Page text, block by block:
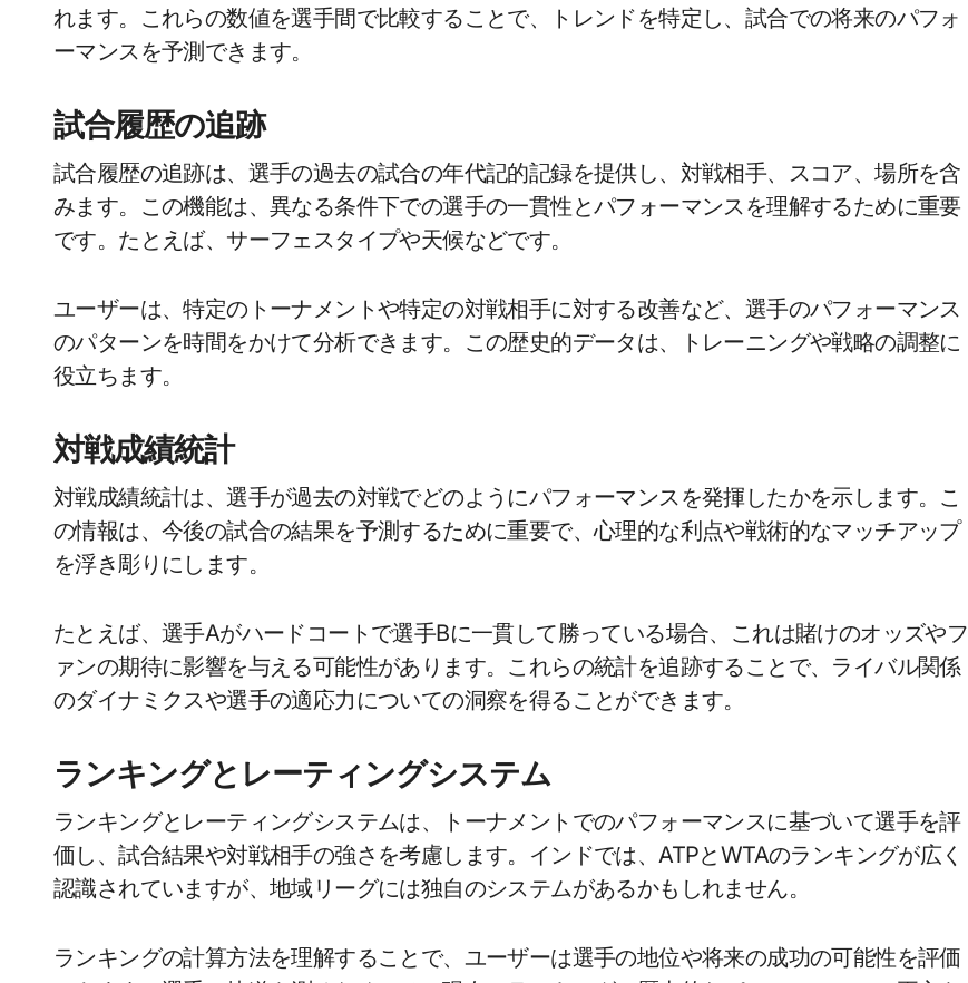
れます。これらの数値を選手間で比較することで、トレンドを特定し、試合での将来のパフォ
ーマンスを予測できます。
試合履歴の追跡
試合履歴の追跡は、選手の過去の試合の年代記的記録を提供し、対戦相手、スコア、場所を含
みます。この機能は、異なる条件下での選手の一貫性とパフォーマンスを理解するために重要
です。たとえば、サーフェスタイプや天候などです。
ユーザーは、特定のトーナメントや特定の対戦相手に対する改善など、選手のパフォーマンス
のパターンを時間をかけて分析できます。この歴史的データは、トレーニングや戦略の調整に
役立ちます。
対戦成績統計
対戦成績統計は、選手が過去の対戦でどのようにパフォーマンスを発揮したかを示します。こ
の情報は、今後の試合の結果を予測するために重要で、心理的な利点や戦術的なマッチアップ
を浮き彫りにします。
たとえば、選手Aがハードコートで選手Bに一貫して勝っている場合、これは賭けのオッズやフ
ァンの期待に影響を与える可能性があります。これらの統計を追跡することで、ライバル関係
のダイナミクスや選手の適応力についての洞察を得ることができます。
ランキングとレーティングシステム
ランキングとレーティングシステムは、トーナメントでのパフォーマンスに基づいて選手を評
価し、試合結果や対戦相手の強さを考慮します。インドでは、ATPとWTAのランキングが広く
認識されていますが、地域リーグには独自のシステムがあるかもしれません。
ランキングの計算方法を理解することで、ユーザーは選手の地位や将来の成功の可能性を評価